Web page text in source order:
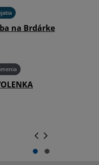
na Brdárke